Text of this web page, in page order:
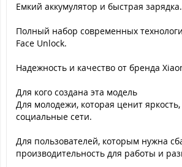
Емкий аккумулятор и быстрая зарядка.
Полный набор современных
Face Unlock.
Надежность и качество от бренда
Для кого создана эта модель
Для молодежи, которая ценит яркость,
социальные сети.
Для пользователей, которым нужна
производительность для работы и